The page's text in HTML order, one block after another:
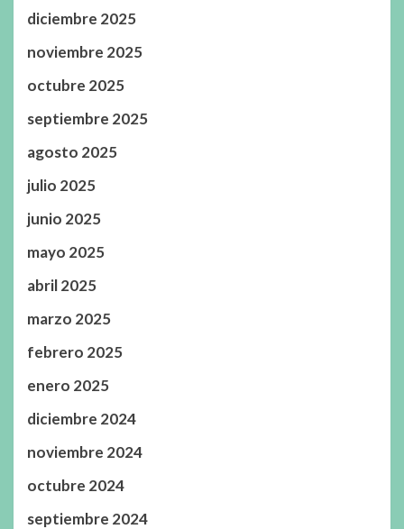
diciembre 2025
noviembre 2025
octubre 2025
septiembre 2025
agosto 2025
julio 2025
junio 2025
mayo 2025
abril 2025
marzo 2025
febrero 2025
enero 2025
diciembre 2024
noviembre 2024
octubre 2024
septiembre 2024